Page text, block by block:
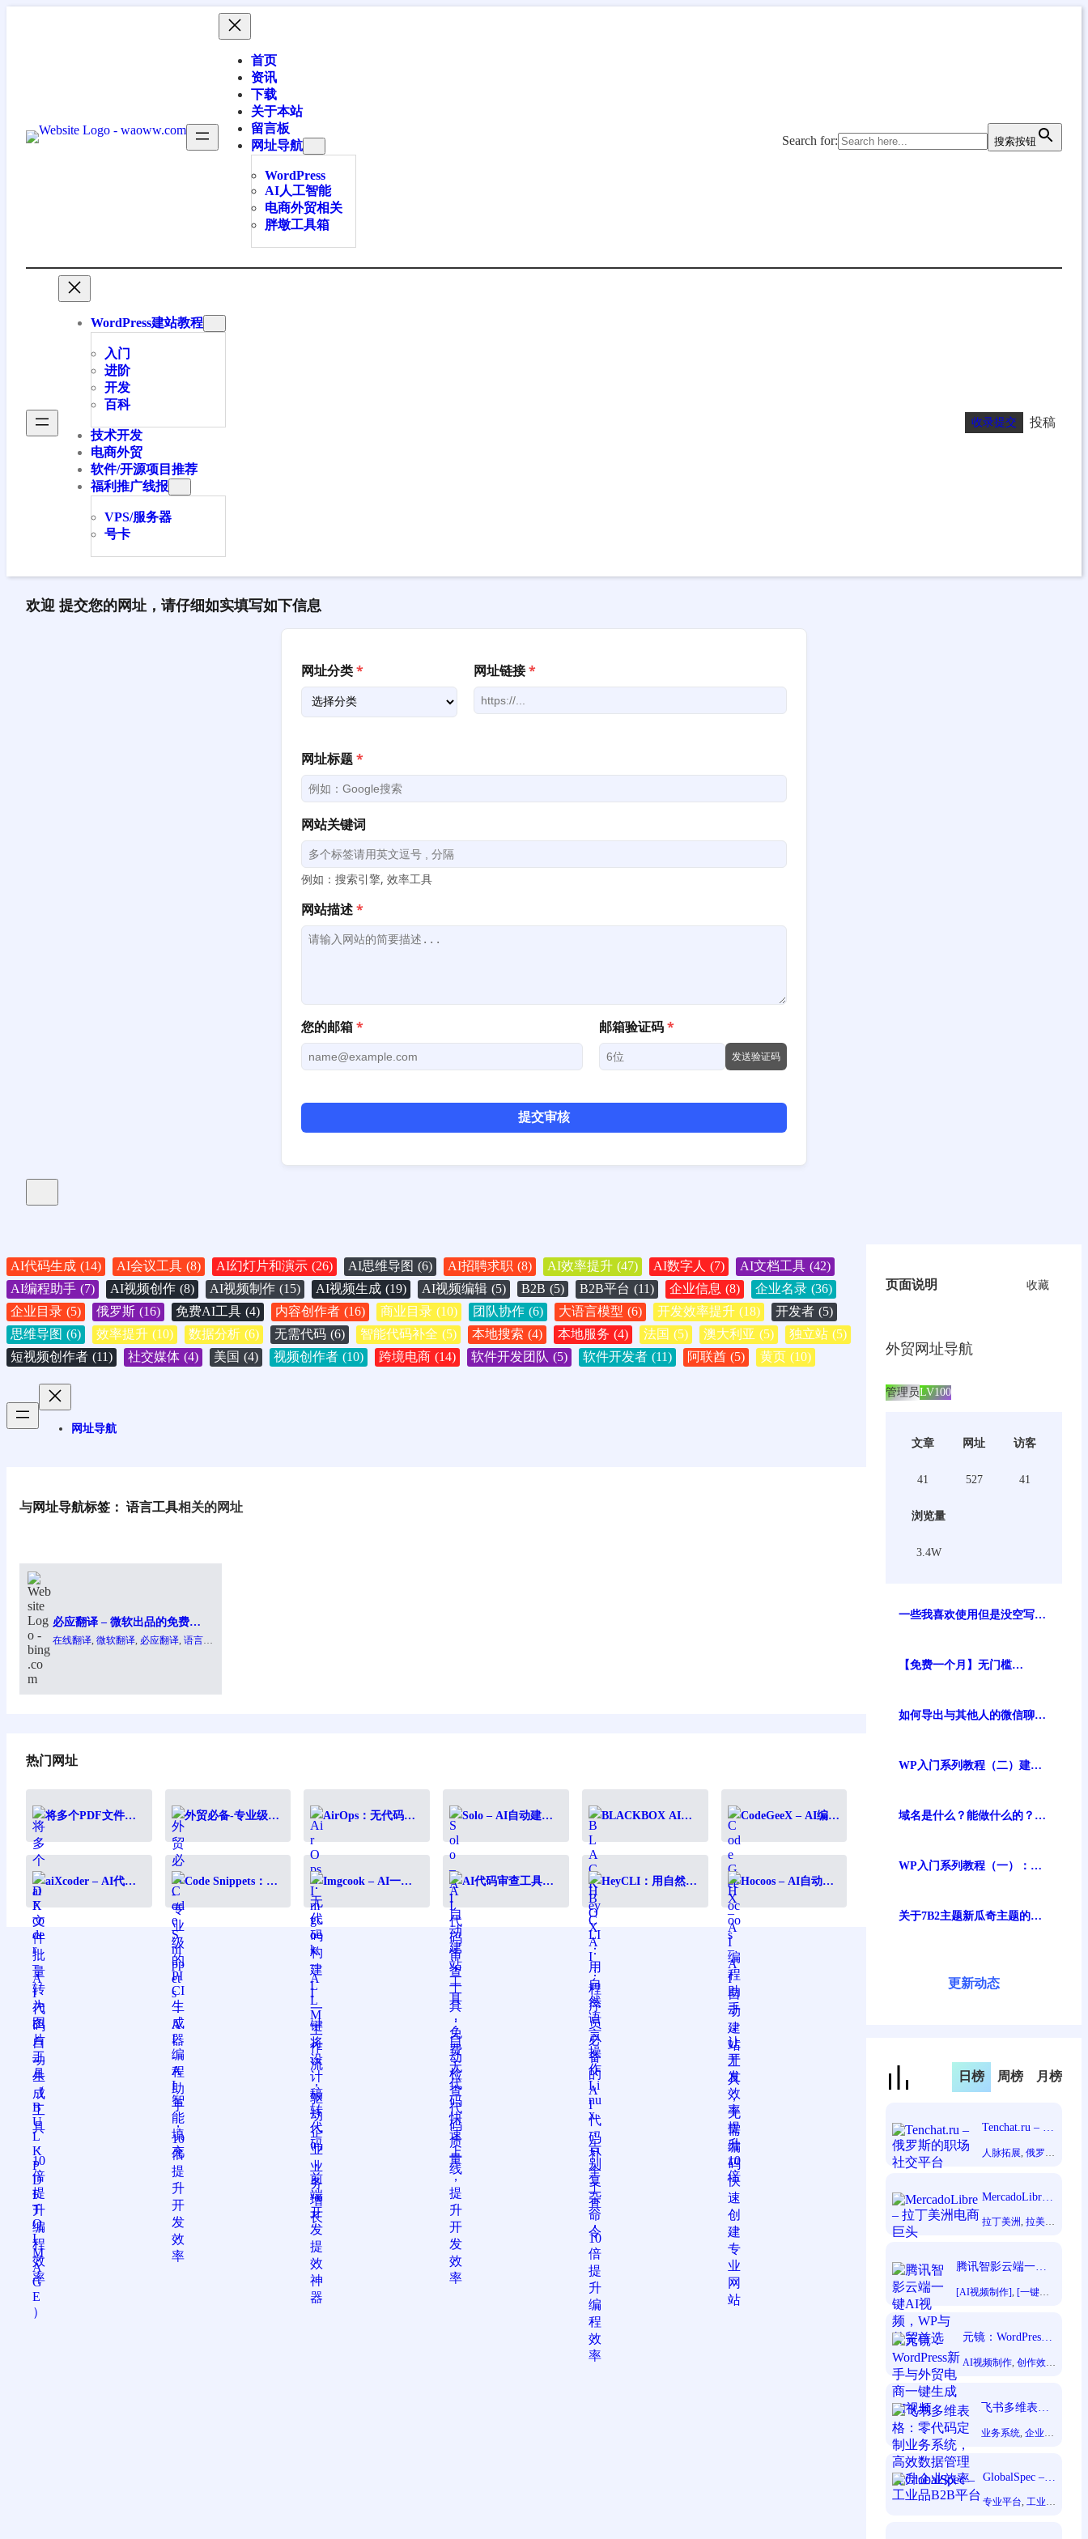
首页
资讯
下载
关于本站
留言板
网址导航
WordPress
AI人工智能
电商外贸相关
胖墩工具箱
Search for: 搜索按钮
WordPress建站教程
入门
进阶
开发
百科
技术开发
电商外贸
软件/开源项目推荐
福利推广线报
VPS/服务器
号卡
收录提交 投稿
欢迎 提交您的网址，请仔细如实填写如下信息
网址分类* 网址链接*
网址标题*
网站关键词
例如：搜索引擎, 效率工具
网站描述*
您的邮箱* 邮箱验证码*
发送验证码
提交审核
AI代码生成 (14) AI会议工具 (8) AI幻灯片和演示 (26) AI思维导图 (6) AI招聘求职 (8) AI效率提升 (47) AI数字人 (7) AI文档工具 (42)
AI编程助手 (7) AI视频创作 (8) AI视频制作 (15) AI视频生成 (19) AI视频编辑 (5) B2B (5) B2B平台 (11) 企业信息 (8) 企业名录 (36)
企业目录 (5) 俄罗斯 (16) 免费AI工具 (4) 内容创作者 (16) 商业目录 (10) 团队协作 (6) 大语言模型 (6) 开发效率提升 (18) 开发者 (5)
思维导图 (6) 效率提升 (10) 数据分析 (6) 无需代码 (6) 智能代码补全 (5) 本地搜索 (4) 本地服务 (4) 法国 (5) 澳大利亚 (5) 独立站 (5)
短视频创作者 (11) 社交媒体 (4) 美国 (4) 视频创作者 (10) 跨境电商 (14) 软件开发团队 (5) 软件开发者 (11) 阿联酋 (5) 黄页 (10)
网址导航
与网址导航标签： 语言工具相关的网址
必应翻译 – 微软出品的免费在
线翻译工具
在线翻译, 微软翻译, 必应翻译, 语言工
热门网址
将多个PDF文件批
（BULK PDF TO
IMAGE）
外贸必备-专业级的
PI CI生成器-AI智能
填充
AirOps：无代码构
动企业业务增长
Solo – AI自动建站
快速上线
BLACKBOX AI：
码补全工具，10倍
提升编程效率
CodeGeeX – AI编程
提升10倍
aiXcoder – AI代码
倍提升编程效率
Code Snippets：AI
升开发效率
Imgcook – AI一键
前端开发提效神器
AI代码审查工具：
量，提升开发效率
HeyCLI：用自然语
复杂命令
Hocoos – AI自动建
快速创建专业网站
页面说明 收藏
外贸网址导航
管理员LV100
文章
41
网址
527
访客
41
浏览量
3.4W
一些我喜欢使用但是没空写介
【免费一个月】无门槛
如何导出与其他人的微信聊天
WP入门系列教程（二）建站
域名是什么？能做什么的？在
WP入门系列教程（一）：说
关于7B2主题新瓜奇主题的一
更新动态
日榜 周榜 月榜
Tenchat.ru – 俄
交平台
人脉拓展, 俄罗
MercadoLibre –
巨头
拉丁美洲, 拉美市
腾讯智影云端一键
首选
[AI视频制作], [一键渲
[短视频创作者], [零门
元镜：WordPress
键生成AI视频
AI视频制作, 创作效率
视频创作者, 自动化脚
本生成
飞书多维表
制业务系统，
业务系统, 企业效
维表格
GlobalSpec –
台
专业平台, 工业品